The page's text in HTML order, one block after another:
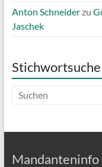
Anton Schneiderzu
Jaschek